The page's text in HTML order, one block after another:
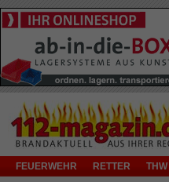
FEUERWEHR RETTER THW